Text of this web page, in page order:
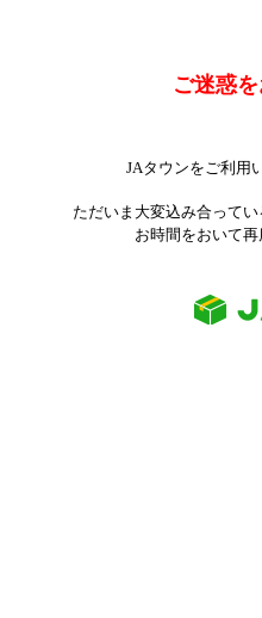
ご迷惑
JAタウンをご利用
ただいま大変込み合って
お時間をおいて